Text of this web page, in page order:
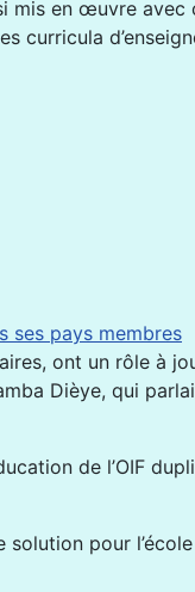
mis en œuvre
curricula
ses pays membres
ont un rôle à
Dièye, qui
de l’OIF
pour